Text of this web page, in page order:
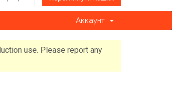
Аккаунт
use. Please report any